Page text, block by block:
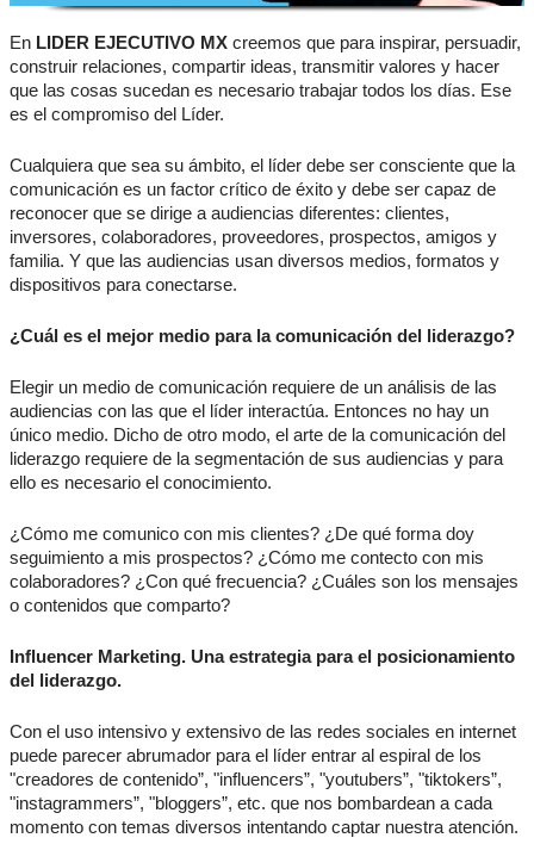
En LIDER EJECUTIVO MX creemos que para inspirar, persuadir,
construir relaciones, compartir ideas, transmitir valores y hacer
que las cosas sucedan es necesario trabajar todos los días. Ese
es el compromiso del Líder.
Cualquiera que sea su ámbito, el líder debe ser consciente que la
comunicación es un factor crítico de éxito y debe ser capaz de
reconocer que se dirige a audiencias diferentes: clientes,
inversores, colaboradores, proveedores, prospectos, amigos y
familia. Y que las audiencias usan diversos medios, formatos y
dispositivos para conectarse.
¿Cuál es el mejor medio para la comunicación del liderazgo?
Elegir un medio de comunicación requiere de un análisis de las
audiencias con las que el líder interactúa. Entonces no hay un
único medio. Dicho de otro modo, el arte de la comunicación del
liderazgo requiere de la segmentación de sus audiencias y para
ello es necesario el conocimiento.
¿Cómo me comunico con mis clientes? ¿De qué forma doy
seguimiento a mis prospectos? ¿Cómo me contecto con mis
colaboradores? ¿Con qué frecuencia? ¿Cuáles son los mensajes
o contenidos que comparto?
Influencer Marketing. Una estrategia para el posicionamiento
del liderazgo.
Con el uso intensivo y extensivo de las redes sociales en internet
puede parecer abrumador para el líder entrar al espiral de los
"creadores de contenido”, "influencers”, "youtubers”, "tiktokers”,
"instagrammers”, "bloggers”, etc. que nos bombardean a cada
momento con temas diversos intentando captar nuestra atención.